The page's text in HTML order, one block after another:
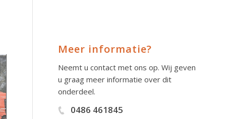
Meer informatie?
Neemt u contact met ons op. Wij geven
u graag meer informatie over dit
onderdeel.
0486 461845